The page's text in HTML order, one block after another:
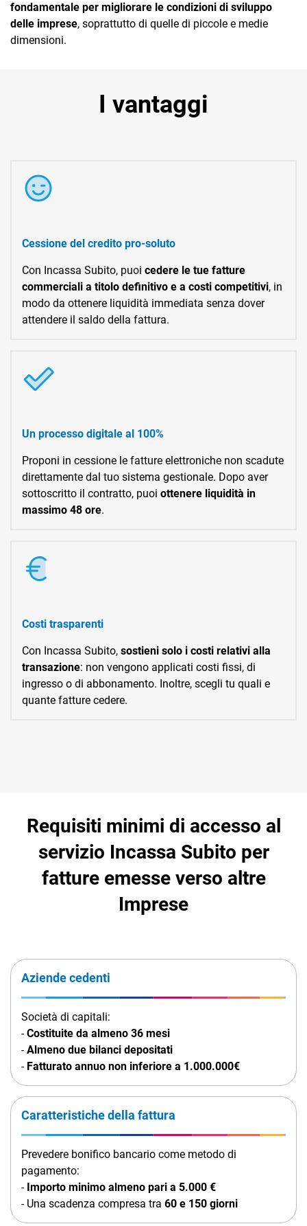
fondamentale per migliorare le condizioni di sviluppo
delle imprese, soprattutto di quelle di piccole e medie
dimensioni.
I vantaggi
Cessione del credito pro-soluto
Con Incassa Subito, puoi cedere le tue fatture
commerciali a titolo definitivo e a costi competitivi, in
modo da ottenere liquidità immediata senza dover
attendere il saldo della fattura.
Un processo digitale al 100%
Proponi in cessione le fatture elettroniche non scadute
direttamente dal tuo sistema gestionale. Dopo aver
sottoscritto il contratto, puoi ottenere liquidità in
massimo 48 ore.
Costi trasparenti
Con Incassa Subito, sostieni solo i costi relativi alla
transazione: non vengono applicati costi fissi, di
ingresso o di abbonamento. Inoltre, scegli tu quali e
quante fatture cedere.
Requisiti minimi di accesso al
servizio Incassa Subito per
fatture emesse verso altre
Imprese
Aziende cedenti
Società di capitali:
-Costituite da almeno 36 mesi
-Almeno due bilanci depositati
- Fatturato annuo non inferiore a 1.000.000€
Caratteristiche della fattura
Prevedere bonifico bancario come metodo di
pagamento:
- Importo minimo almeno pari a 5.000 €
- Una scadenza compresa tra 60 e 150 giorni